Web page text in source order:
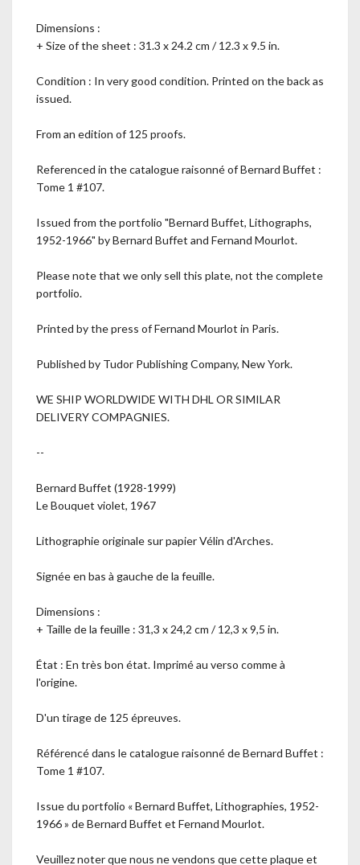
Dimensions :
+ Size of the sheet : 31.3 x 24.2 cm / 12.3 x 9.5 in.
Condition : In very good condition. Printed on the back as
issued.
From an edition of 125 proofs.
Referenced in the catalogue raisonné of Bernard Buffet :
Tome 1 #107.
Issued from the portfolio "Bernard Buffet, Lithographs,
1952-1966" by Bernard Buffet and Fernand Mourlot.
Please note that we only sell this plate, not the complete
portfolio.
Printed by the press of Fernand Mourlot in Paris.
Published by Tudor Publishing Company, New York.
WE SHIP WORLDWIDE WITH DHL OR SIMILAR
DELIVERY COMPAGNIES.
--
Bernard Buffet (1928-1999)
Le Bouquet violet, 1967
Lithographie originale sur papier Vélin d'Arches.
Signée en bas à gauche de la feuille.
Dimensions :
+ Taille de la feuille : 31,3 x 24,2 cm / 12,3 x 9,5 in.
État : En très bon état. Imprimé au verso comme à
l'origine.
D'un tirage de 125 épreuves.
Référencé dans le catalogue raisonné de Bernard Buffet :
Tome 1 #107.
Issue du portfolio « Bernard Buffet, Lithographies, 1952-
1966 » de Bernard Buffet et Fernand Mourlot.
Veuillez noter que nous ne vendons que cette plaque et